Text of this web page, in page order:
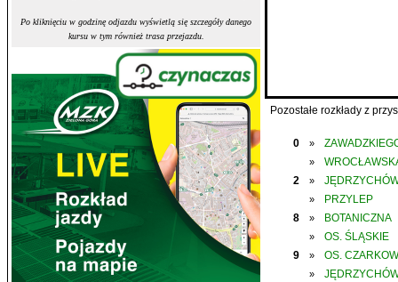
Po kliknięciu w godzinę odjazdu wyświetlą się szczegóły danego
kursu w tym również trasa przejazdu.
Pozostałe rozkłady z
0 »
»
2
»
»
PRZYLEP
8
» BOTANICZNA
»
OS. ŚLĄSKIE
9
» OS.
»